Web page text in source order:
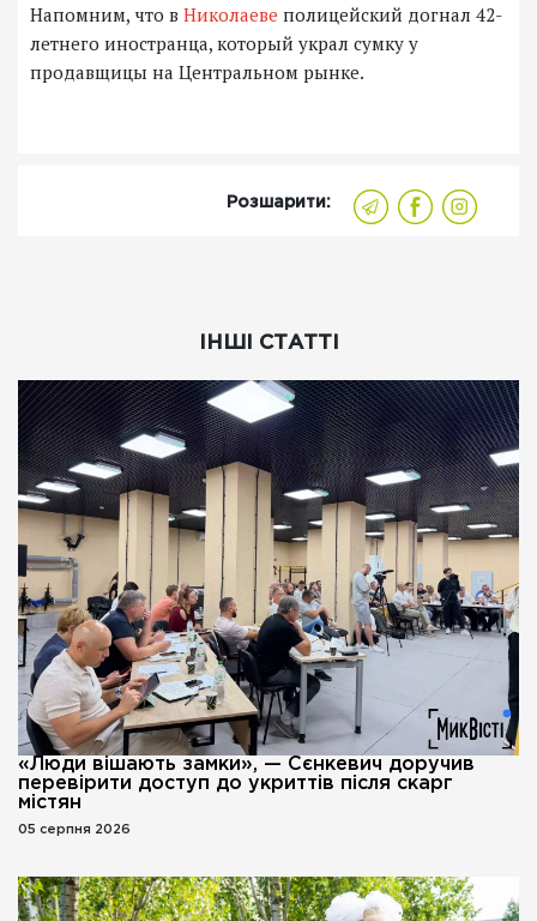
Напомним, что в Николаеве полицейский догнал 42-
летнего иностранца, который украл сумку у
продавщицы на Центральном рынке.
Розшарити:
ІНШІ СТАТТІ
«Люди вішають замки», — Сєнкевич доручив
перевірити доступ до укриттів після скарг
містян
05 серпня 2026